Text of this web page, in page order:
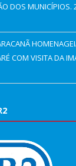
DOS MUNICÍPIOS.
COM VISITA DA